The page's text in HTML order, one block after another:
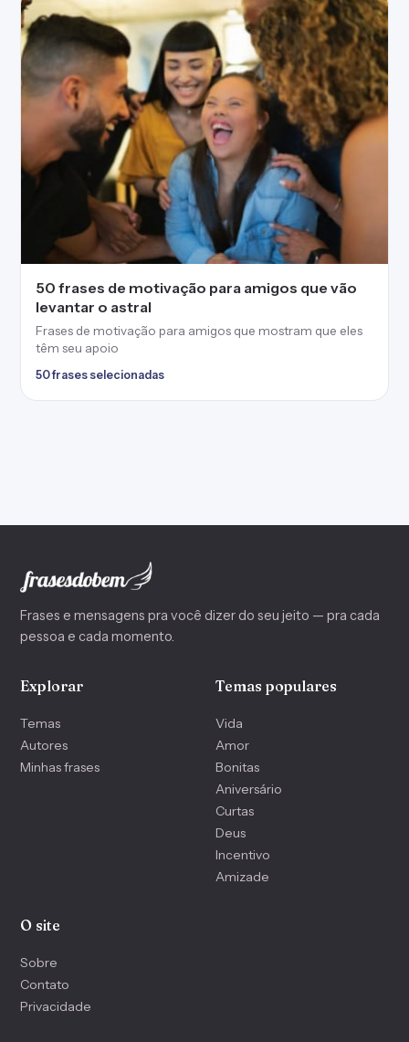
50 frases de motivação para amigos que vão
levantar o astral
Frases de motivação para amigos que mostram que eles
têm seu apoio
50 frases selecionadas
Frases e mensagens pra você dizer do seu jeito — pra cada
pessoa e cada momento.
Explorar
Temas
Autores
Minhas frases
Temas populares
Vida
Amor
Bonitas
Aniversário
Curtas
Deus
Incentivo
Amizade
O site
Sobre
Contato
Privacidade